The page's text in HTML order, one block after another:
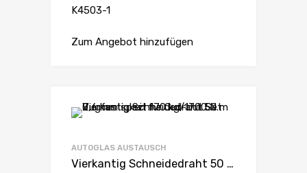
K4503-1
Zum Angebot hinzufügen
AUTOGLAS AUSTAUSCH
Vierkantig Schneidedraht 50 m 0,6 mm spez. für Cut-out Set Zugfestigkeit 170 kg/1700 N.